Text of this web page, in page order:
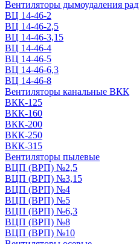
Вентиляторы дымоудаления
ВЦ 14-46-2
ВЦ 14-46-2,5
ВЦ 14-46-3,15
ВЦ 14-46-4
ВЦ 14-46-5
ВЦ 14-46-6,3
ВЦ 14-46-8
Вентиляторы канальные ВКК
ВКК-125
ВКК-160
ВКК-200
ВКК-250
ВКК-315
Вентиляторы пылевые
ВЦП (ВРП) №2,5
ВЦП (ВРП) №3,15
ВЦП (ВРП) №4
ВЦП (ВРП) №5
ВЦП (ВРП) №6,3
ВЦП (ВРП) №8
ВЦП (ВРП) №10